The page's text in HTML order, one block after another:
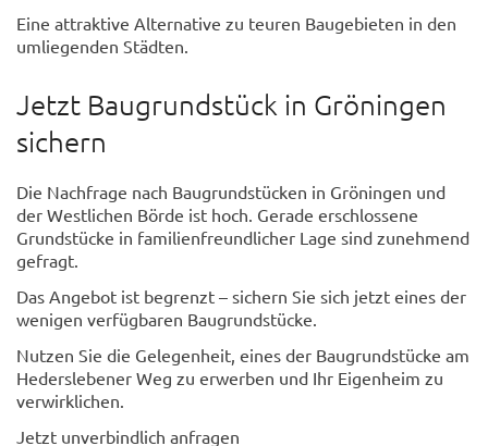
Eine attraktive Alternative zu teuren Baugebieten in den
umliegenden Städten.
Jetzt Baugrundstück in Gröningen
sichern
Die Nachfrage nach Baugrundstücken in Gröningen und
der Westlichen Börde ist hoch. Gerade erschlossene
Grundstücke in familienfreundlicher Lage sind zunehmend
gefragt.
Das Angebot ist begrenzt – sichern Sie sich jetzt eines der
wenigen verfügbaren Baugrundstücke.
Nutzen Sie die Gelegenheit, eines der Baugrundstücke am
Hederslebener Weg zu erwerben und Ihr Eigenheim zu
verwirklichen.
Jetzt unverbindlich anfragen